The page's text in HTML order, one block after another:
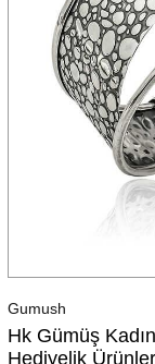
Gumush
Hk Gümüş
Hediyelik Ürünler